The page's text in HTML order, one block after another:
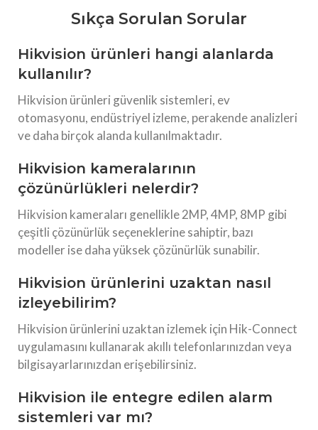
Sıkça Sorulan Sorular
Hikvision ürünleri hangi alanlarda
kullanılır?
Hikvision ürünleri güvenlik sistemleri, ev
otomasyonu, endüstriyel izleme, perakende analizleri
ve daha birçok alanda kullanılmaktadır.
Hikvision kameralarının
çözünürlükleri nelerdir?
Hikvision kameraları genellikle 2MP, 4MP, 8MP gibi
çeşitli çözünürlük seçeneklerine sahiptir, bazı
modeller ise daha yüksek çözünürlük sunabilir.
Hikvision ürünlerini uzaktan nasıl
izleyebilirim?
Hikvision ürünlerini uzaktan izlemek için Hik-Connect
uygulamasını kullanarak akıllı telefonlarınızdan veya
bilgisayarlarınızdan erişebilirsiniz.
Hikvision ile entegre edilen alarm
sistemleri var mı?